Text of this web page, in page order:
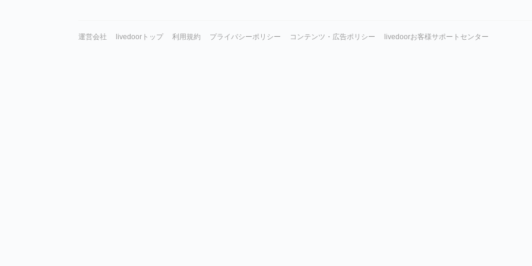
運営会社 livedoorトップ 利用規約 プライバシーポリシー コンテンツ・広告ポリシー livedoorお客様サポートセンター